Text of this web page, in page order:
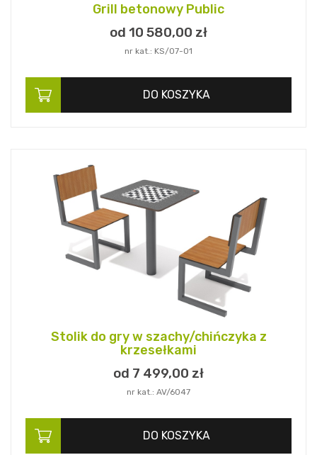
Grill betonowy Public
od 10 580,00 zł
nr kat.: KS/07-01
DO KOSZYKA
Stolik do gry w szachy/chińczyka z
krzesełkami
od 7 499,00 zł
nr kat.: AV/6047
DO KOSZYKA